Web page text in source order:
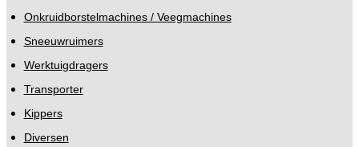
Onkruidborstelmachines / Veegmachines
Sneeuwruimers
Werktuigdragers
Transporter
Kippers
Diversen